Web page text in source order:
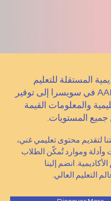
المستقلة للتعليم
العالي AAHES في سويسرا إلى توفير
والمعلومات القيمة
المستويات.
لتقديم محتوى تعليمي غني،
وأدلة وموارد تُمكّن الطلاب
انضم إلينا
التعليم العالي.